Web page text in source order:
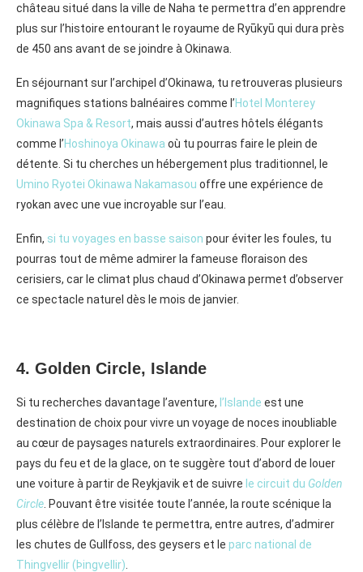
château situé dans la ville de Naha te permettra d’en apprendre
plus sur l’histoire entourant le royaume de Ryūkyū qui dura près
de 450 ans avant de se joindre à Okinawa.
En séjournant sur l’archipel d’Okinawa, tu retrouveras plusieurs
magnifiques stations balnéaires comme l’Hotel Monterey
Okinawa Spa & Resort, mais aussi d’autres hôtels élégants
comme l’Hoshinoya Okinawa où tu pourras faire le plein de
détente. Si tu cherches un hébergement plus traditionnel, le
Umino Ryotei Okinawa Nakamasou offre une expérience de
ryokan avec une vue incroyable sur l’eau.
Enfin, si tu voyages en basse saison pour éviter les foules, tu
pourras tout de même admirer la fameuse floraison des
cerisiers, car le climat plus chaud d’Okinawa permet d’observer
ce spectacle naturel dès le mois de janvier.
4. Golden Circle, Islande
Si tu recherches davantage l’aventure, l’Islande est une
destination de choix pour vivre un voyage de noces inoubliable
au cœur de paysages naturels extraordinaires. Pour explorer le
pays du feu et de la glace, on te suggère tout d’abord de louer
une voiture à partir de Reykjavik et de suivre le circuit du Golden
Circle . Pouvant être visitée toute l’année, la route scénique la
plus célèbre de l’Islande te permettra, entre autres, d’admirer
les chutes de Gullfoss, des geysers et le parc national de
Thingvellir (Þingvellir)